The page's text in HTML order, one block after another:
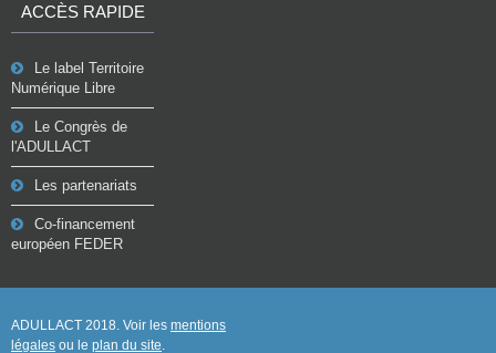
ACCÈS RAPIDE
Le label Territoire
Numérique Libre
Le Congrès de
l'ADULLACT
Les partenariats
Co-financement
européen FEDER
ADULLACT 2018. Voir les mentions
légales ou le plan du site